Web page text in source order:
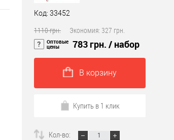
Код: 33452
1110 грн. Экономия: 327 грн.
Оптовые
цены 783 грн. / набор
В корзину
Купить в 1 клик
Кол-во: